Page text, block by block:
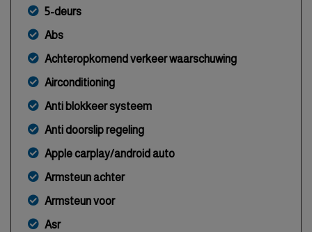
5-deurs
Abs
Achteropkomend verkeer waarschuwing
Airconditioning
Anti blokkeer systeem
Anti doorslip regeling
Apple carplay/android auto
Armsteun achter
Armsteun voor
Asr